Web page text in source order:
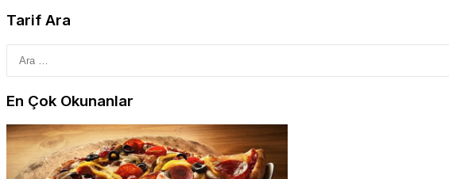
Tarif Ara
En Çok Okunanlar